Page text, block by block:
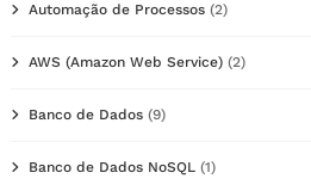
Automação de Processos (2)
AWS (Amazon Web Service) (2)
Banco de Dados (9)
Banco de Dados NoSQL (1)